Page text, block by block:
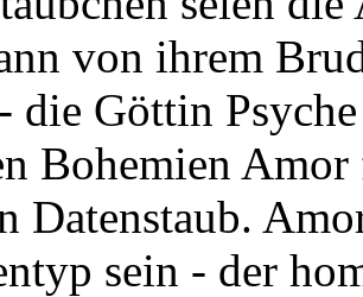
von ihrem
die Göttin
Bohemien
Datenstaub.
sein - der